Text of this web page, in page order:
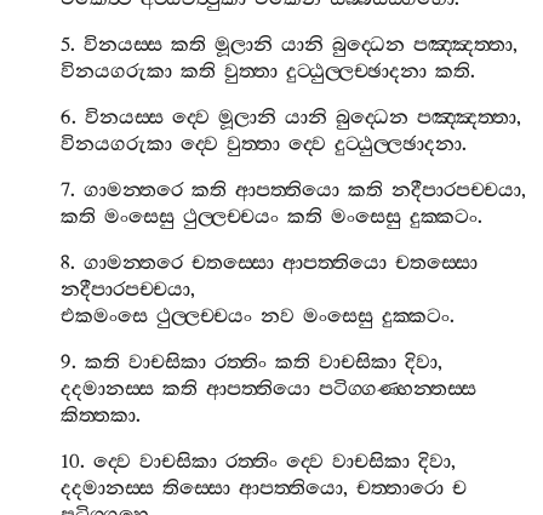
5.විනයස‍්ස කති මූලානි යානි බුද‍්ධෙන පඤ‍්ඤත‍්තා,
විනයගරුකා කති වුත‍්තා දුට‍්ඨුල‍්ලච‍්ඡාදනා කති.
6.විනයස‍්ස ද‍්වෙ මූලානි යානි බුද‍්ධෙන පඤ‍්ඤත‍්තා,
විනයගරුකා ද‍්වෙ වුත‍්තා ද‍්වෙ දුට‍්ඨුල‍්ලඡාදනා.
7.ගාමන‍්තරෙ කති ආපත‍්තියො කති නදීපාරපච‍්චයා,
කති මංසෙසු ථුල‍්ලච‍්චයං කති මංසෙසු දුක‍්කටං.
8.ගාමන‍්තරෙ චතස‍්සො ආපත‍්තියො චතස‍්සො
නදීපාරපච‍්චයා,
එකමංසෙ ථුල‍්ලච‍්චයං නව මංසෙසු දුක‍්කටං.
9.කති වාචසිකා රත‍්තිං කති වාචසිකා දිවා,
දදමානස‍්ස කති ආපත‍්තියො පටිග‍්ගණ‍්හන‍්තස‍්ස
කිත‍්තකා.
10.ද‍්වෙ වාචසිකා රත‍්තිං ද‍්වෙ වාචසිකා දිවා,
දදමානස‍්ස තිස‍්සො ආපත‍්තියො,චත‍්තාරො ච